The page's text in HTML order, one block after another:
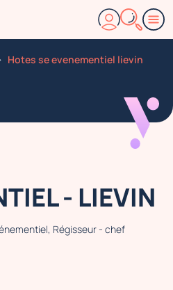
Hotes se evenementiel lievin
- LIEVIN
Régisseur - chef